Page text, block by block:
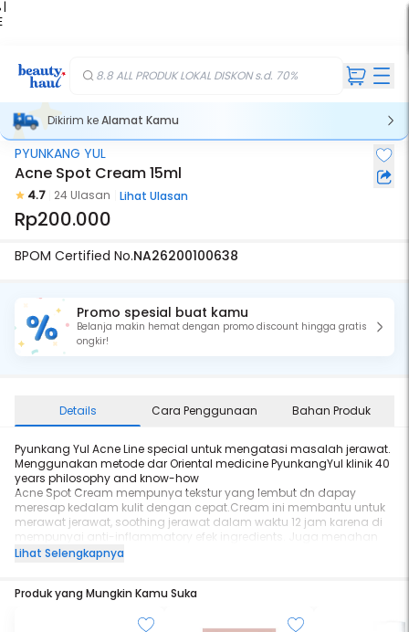
|
8.8 ALL PRODUK LOKAL DISKON s.d. 70%
Dikirim keAlamat Kamu
PYUNKANG YUL
Acne Spot Cream 15ml
4.7 24 Ulasan Lihat Ulasan
Rp200.000
BPOM Certified No.NA26200100638
Promo spesial buat kamu
Belanja makin hemat dengan promo discount hingga gratis
ongkir!
Details Cara Penggunaan Bahan Produk
Pyunkang Yul Acne Line special untuk mengatasi masalah jerawat.
Menggunakan metode dar Oriental medicine PyunkangYul klinik 40
years philosophy and know-how
Acne Spot Cream mempunya tekstur yang lembut dn dapay
meresap kedalam kulit dengan cepat.Cream ini membantu untuk
merawat jerawat, soothing jerawat dalam waktu 12 jam karena di
mempunyai anti-inflammatory efek ingredients.
Juga menahan
agar bakteria tidak masuk kedalam pori-pori
Lihat Selengkapnya
Produk yang Mungkin Kamu Suka